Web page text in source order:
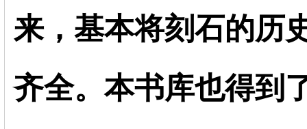
来，基本将刻石的历
齐全。本书库也得到